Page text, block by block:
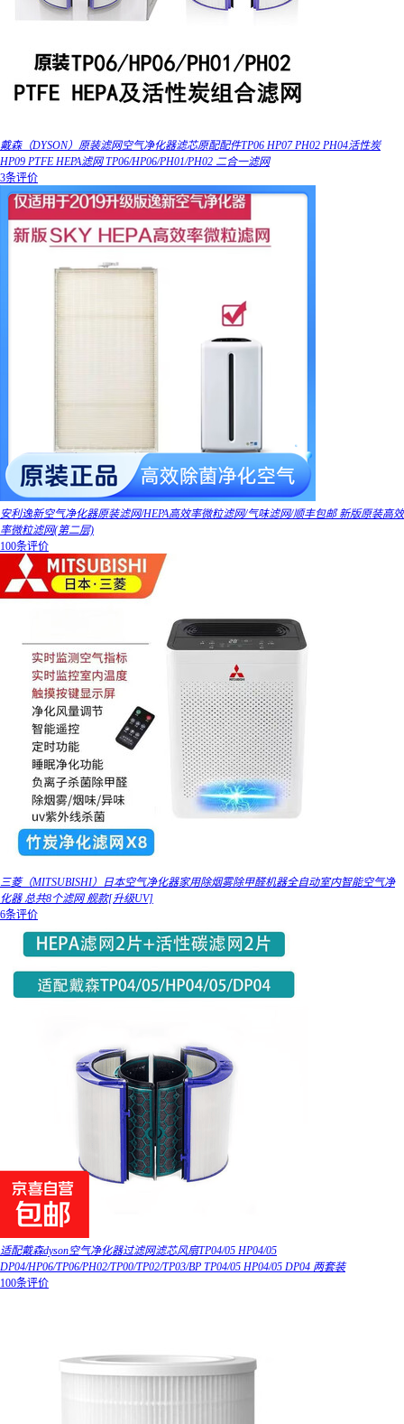
戴森（DYSON）原装滤网空气净化器滤芯原配配件TP06 HP07 PH02 PH04活性炭
HP09 PTFE HEPA滤网 TP06/HP06/PH01/PH02 二合一滤网
3条评价
安利逸新空气净化器原装滤网/HEPA高效率微粒滤网/气味滤网/顺丰包邮 新版原装高效
率微粒滤网(第二层)
100条评价
三菱（MITSUBISHI）日本空气净化器家用除烟雾除甲醛机器全自动室内智能空气净
化器 总共8个滤网 舰款[升级UV]
6条评价
适配戴森dyson空气净化器过滤网滤芯风扇TP04/05 HP04/05
DP04/HP06/TP06/PH02/TP00/TP02/TP03/BP TP04/05 HP04/05 DP04 两套装
100条评价